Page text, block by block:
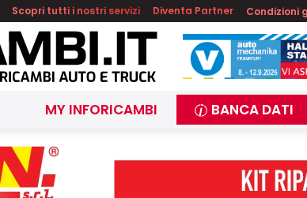
Scopri tutti i nostri servizi Diventa Partner Condizioni
MY INFORICAMBI BANCA DATI